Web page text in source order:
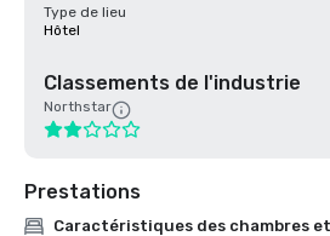
Type de lieu
Hôtel
Classements de l'industrie
Northstar
Prestations
Caractéristiques des chambres